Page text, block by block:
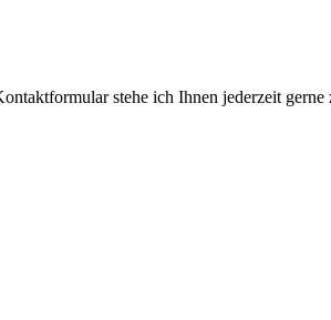
stehe ich Ihnen jederzeit gerne